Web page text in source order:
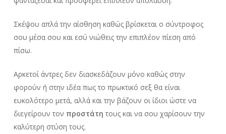
Σκέψου απλά την αίσθηση καθώς βρίσκεται ο σύντροφος
σου μέσα σου και εσύ νιώθεις την επιπλέον πίεση από
πίσω.
Αρκετοί άντρες δεν διασκεδάζουν μόνο καθώς στην
φορούν ή στην ιδέα πως το πρωκτικό σεξ θα είναι
ευκολότερο μετά, αλλά και την βάζουν οι ίδιοι ώστε να
διεγείρουν τον προστάτη τους και να σου χαρίσουν την
καλύτερη στύση τους.